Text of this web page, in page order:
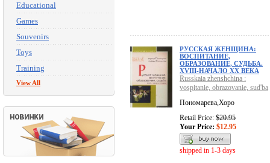
Educational
Games
Souvenirs
Toys
Training
View All
РУССКАЯ ЖЕНЩИНА:
ВОСПИТАНИЕ,
ОБРАЗОВАНИЕ, СУДЬБА.
XVIII-НАЧАЛО XX ВЕКА
Russkaia zhenshchina :
vospitanie, obrazovanie, sud'ba
Пономарева,Хоро
Retail Price: $20.95
Your Price: $12.95
shipped in 1-3 days